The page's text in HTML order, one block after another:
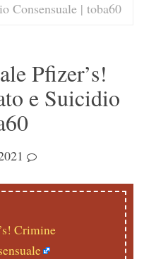
Consensuale | toba60
Pfizer’s!
e Suicidio
Crimine